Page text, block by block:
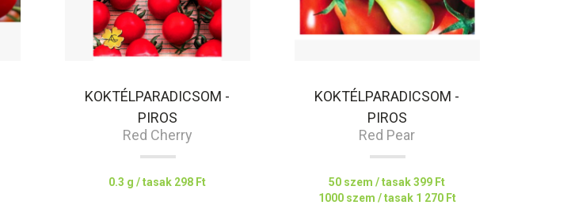
KOKTÉLPARADICSOM -
PIROS
Red Cherry
0.3 g / tasak 298 Ft
KOKTÉLPARADICSOM -
PIROS
Red Pear
50 szem / tasak399 Ft
1000 szem / tasak 1 270 Ft